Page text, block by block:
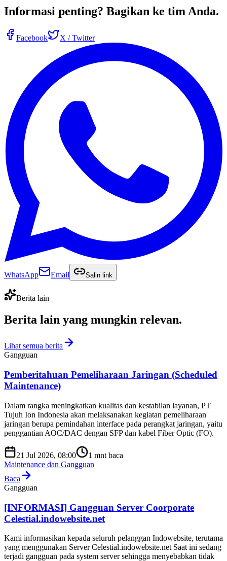
Informasi penting? Bagikan ke tim Anda.
Facebook X / Twitter
WhatsApp Email Salin link
Berita lain
Berita lain yang mungkin relevan.
Lihat semua berita
Gangguan
Pemberitahuan Pemeliharaan Jaringan (Scheduled
Maintenance)
Dalam rangka meningkatkan kualitas dan kestabilan layanan, PT
Tujuh Ion Indonesia akan melaksanakan kegiatan pemeliharaan
jaringan berupa pemindahan interface pada perangkat jaringan, yaitu
penggantian AOC/DAC dengan SFP dan kabel Fiber Optic (FO).
21 Jul 2026, 08:00 1 mnt baca
Maintenance dan Gangguan
Baca
Gangguan
[INFORMASI] Gangguan Server Coorporate
Celestial.indowebsite.net
Kami informasikan kepada seluruh pelanggan Indowebsite, terutama
yang menggunakan Server Celestial.indowebsite.net Saat ini sedang
terjadi gangguan pada system server sehingga menyebabkan tidak